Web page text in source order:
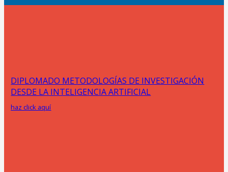
DIPLOMADO METODOLOGÍAS DE INVESTIGACIÓN
DESDE LA INTELIGENCIA ARTIFICIAL
haz click aquí